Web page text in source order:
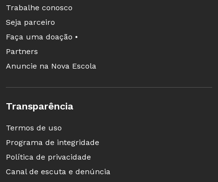
Trabalhe conosco
Seja parceiro
Faça uma doação •
Partners
Anuncie na Nova Escola
Transparência
Termos de uso
Programa de integridade
Política de privacidade
Canal de escuta e denúncia